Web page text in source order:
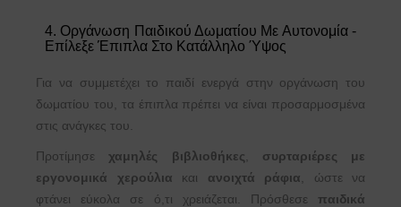
4. Οργάνωση Παιδικού Δωματίου Με Αυτονομία -
Επίλεξε Έπιπλα Στο Κατάλληλο Ύψος
Για να συμμετέχει το παιδί ενεργά στην οργάνωση του
δωματίου του, τα έπιπλα πρέπει να είναι προσαρμοσμένα
στις ανάγκες του.
Προτίμησεχαμηλές βιβλιοθήκες
συρταριέρες με
εργονομικά χερούλια και ανοιχτά ράφια , ώστε να
φτάνει εύκολα σε ό,τι χρειάζεται. Πρόσθεσε παιδικά